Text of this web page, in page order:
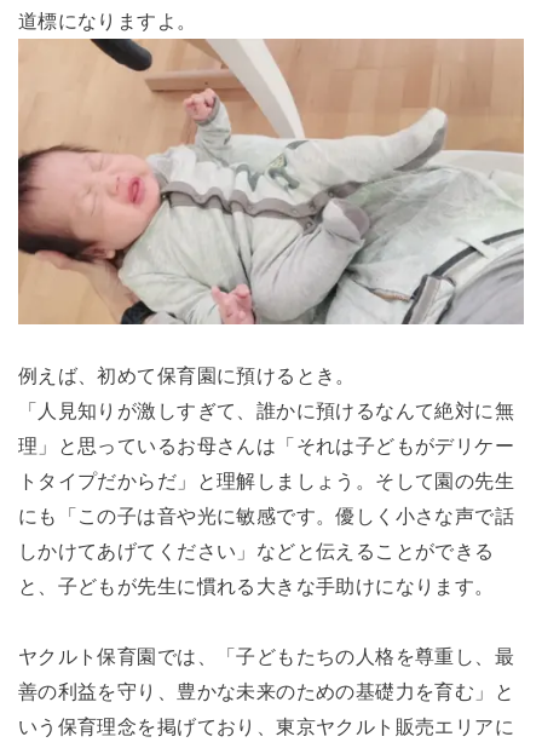
道標になりますよ。
例えば、初めて保育園に預けるとき。
「人見知りが激しすぎて、誰かに預けるなんて絶対に無
理」と思っているお母さんは「それは子どもがデリケー
トタイプだからだ」と理解しましょう。そして園の先生
にも「この子は音や光に敏感です。優しく小さな声で話
しかけてあげてください」などと伝えることができる
と、子どもが先生に慣れる大きな手助けになります。
ヤクルト保育園では、「子どもたちの人格を尊重し、最
善の利益を守り、豊かな未来のための基礎力を育む」と
いう保育理念を掲げており、東京ヤクルト販売エリアに